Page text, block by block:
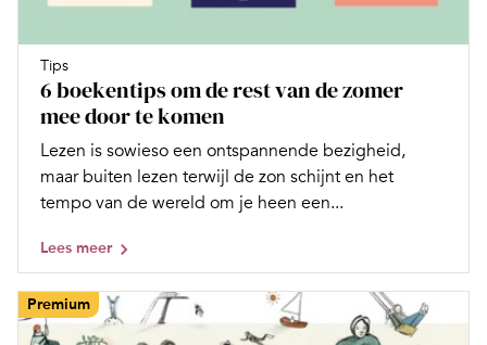
Tips
6 boekentips om de rest van de zomer
mee door te komen
Lezen is sowieso een ontspannende bezigheid,
maar buiten lezen terwijl de zon schijnt en het
tempo van de wereld om je heen een...
Lees meer
Premium